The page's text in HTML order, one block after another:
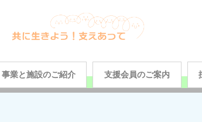
事業と施設のご紹介 支援会員のご案内